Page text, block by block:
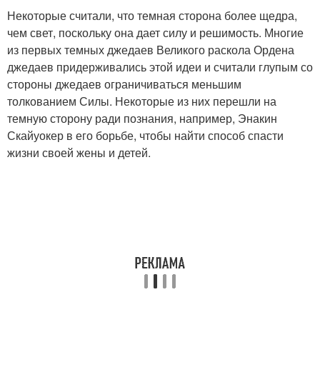
Некоторые считали, что темная сторона более щедра,
чем свет, поскольку она дает силу и решимость. Многие
из первых темных джедаев Великого раскола Ордена
джедаев придерживались этой идеи и считали глупым со
стороны джедаев ограничиваться меньшим
толкованием Силы. Некоторые из них перешли на
темную сторону ради познания, например, Энакин
Скайуокер в его борьбе, чтобы найти способ спасти
жизни своей жены и детей.